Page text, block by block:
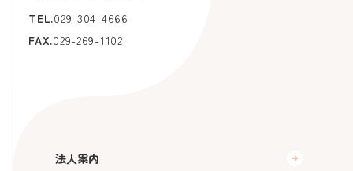
TEL.029-304-4666
FAX.029-269-1102
法人案内